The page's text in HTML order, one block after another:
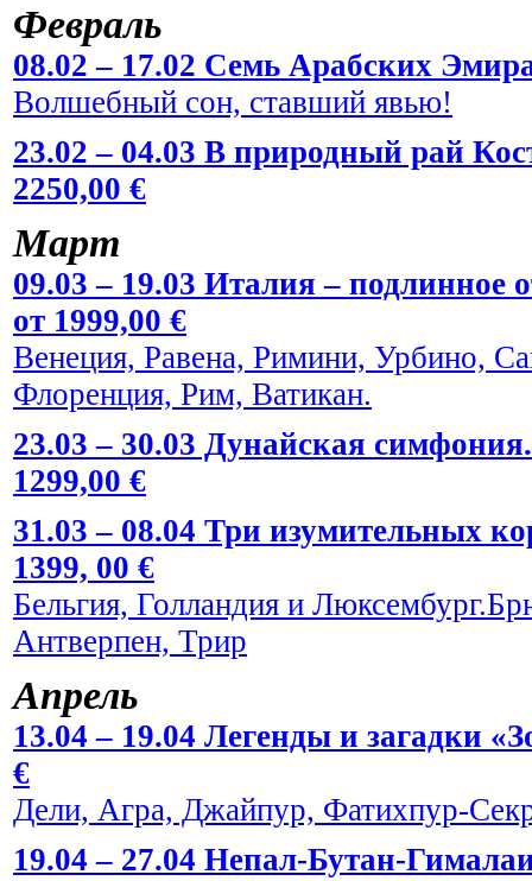
Февраль
08.02 – 17.02 Семь Арабских
Волшебный сон, ставший явью!
23.02 – 04.03 В природный рай
2250,00 €
Март
09.03 – 19.03 Италия –
от 1999,00 €
Венеция, Равена, Римини, Урбино,
Флоренция, Рим, Ватикан.
23.03 – 30.03 Дунайская
1299,00 €
31.03 – 08.04 Три изумительных
1399, 00 €
Бельгия, Голландия и
Антверпен, Трир
Апрель
13.04 – 19.04 Легенды и загадки
€
Дели, Агра, Джайпур, Фатихпур-
19.04 – 27.04 Непал-Бутан-